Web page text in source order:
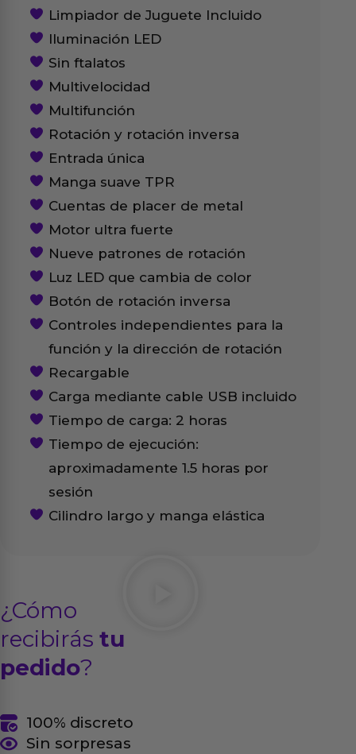
Limpiador de Juguete Incluido
Iluminación LED
Sin ftalatos
Multivelocidad
Multifunción
Rotación y rotación inversa
Entrada única
Manga suave TPR
Cuentas de placer de metal
Motor ultra fuerte
Nueve patrones de rotación
Luz LED que cambia de color
Botón de rotación inversa
Controles independientes para la
función y la dirección de rotación
Recargable
Carga mediante cable USB incluido
Tiempo de carga: 2 horas
Tiempo de ejecución:
aproximadamente 1.5 horas por
sesión
Cilindro largo y manga elástica
¿Cómo
recibirás tu
pedido?
100% discreto
Sin sorpresas